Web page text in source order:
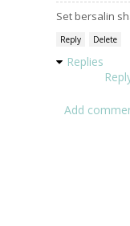
Set bersalin
Reply Delete
Replies
Add